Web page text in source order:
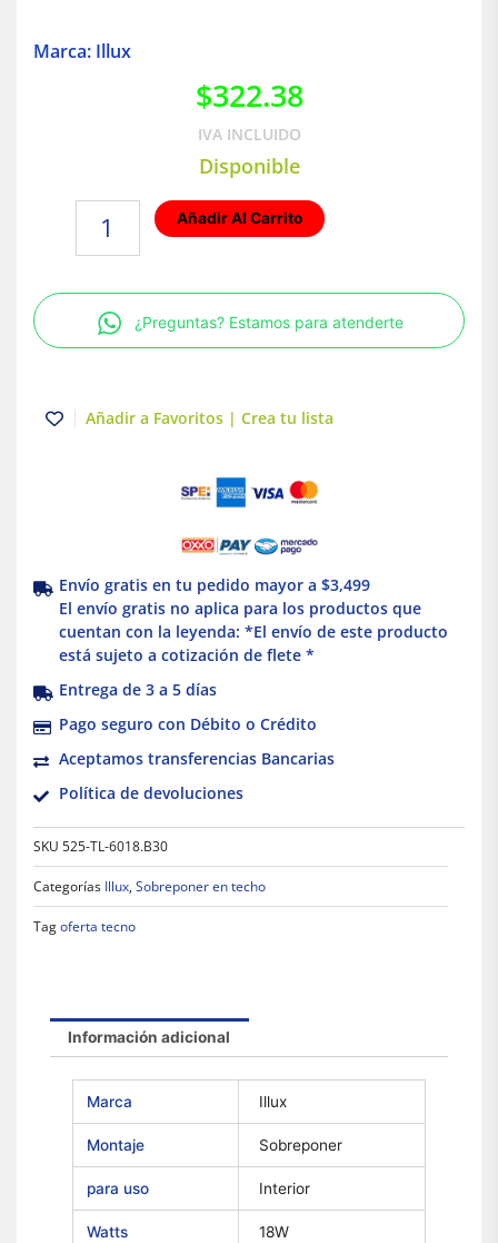
Marca: Illux
$322.38
IVA INCLUIDO
Disponible
Techo
Tipo
Plafón
para
Cálida
Añadir Al Carrito
¿Preguntas? Estamos para atenderte
Añadir a Favoritos | Crea tu lista
Envío gratis en tu pedido mayor a $3,499
El envío gratis no aplica para los productos que
cuentan con la leyenda: *El envío de este producto
está sujeto a cotización de flete *
Entrega de 3 a 5 días
Pago seguro con Débito o Crédito
Aceptamos transferencias Bancarias
Política de devoluciones
SKU 525-TL-6018.B30
Categorías Illux, Sobreponer en techo
Tagoferta tecno
Información adicional
Marca Illux
Montaje Sobreponer
para uso Interior
Watts 18W